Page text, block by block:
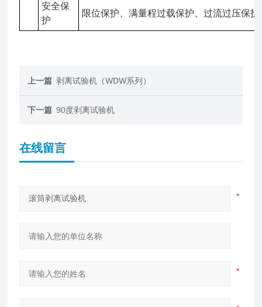
安全保
护
限位保护、满量程过载保护、过流过压保
上一篇 剥离试验机（WDW系列）
下一篇 90度剥离试验机
在线留言